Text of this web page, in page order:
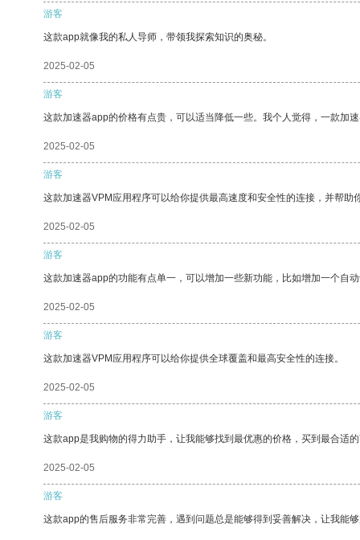
游客
这款app就像我的私人导师，带领我探索知识的奥秘。
2025-02-05
游客
这款加速器app的价格有点贵，可以适当降低一些。我个人觉得，一款加
2025-02-05
游客
这款加速器VPM应用程序可以给你提供最高速度和安全性的连接，并帮助
2025-02-05
游客
这款加速器app的功能有点单一，可以增加一些新功能，比如增加一个自
2025-02-05
游客
这款加速器VPM应用程序可以给你提供全球覆盖和最高安全性的连接。
2025-02-05
游客
这款app是我购物的得力助手，让我能够找到最优惠的价格，买到最合适
2025-02-05
游客
这款app的售后服务非常完善，遇到问题总是能够得到妥善解决，让我能